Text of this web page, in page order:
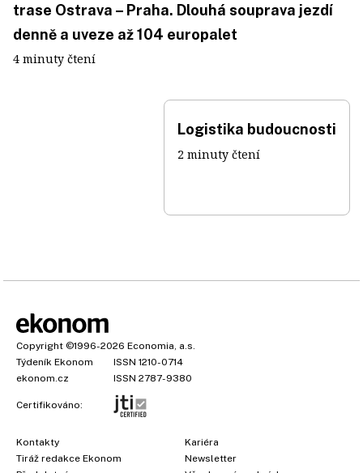
trase Ostrava – Praha. Dlouhá souprava jezdí
denně a uveze až 104 europalet
4 minuty čtení
Logistika budoucnosti
2 minuty čtení
Copyright ©1996-2026 Economia, a.s.
Týdeník Ekonom
ISSN 1210-0714
ekonom.cz
ISSN 2787-9380
Certifikováno:
Kontakty
Tiráž redakce Ekonom
Kariéra
Newsletter